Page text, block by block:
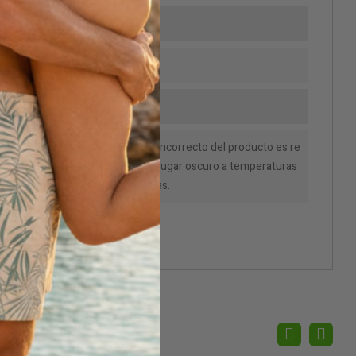
No inhalar y no beber. El uso incorrecto del producto es re
preferentemente en un lugar oscuro a temperaturas
de la etiqueta. Gracias.